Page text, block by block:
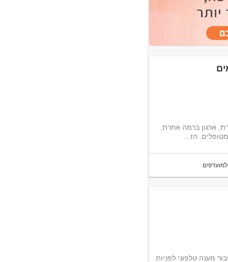
ארגון ברמה אחרת,
הז...
מענה טלפוני לפניות